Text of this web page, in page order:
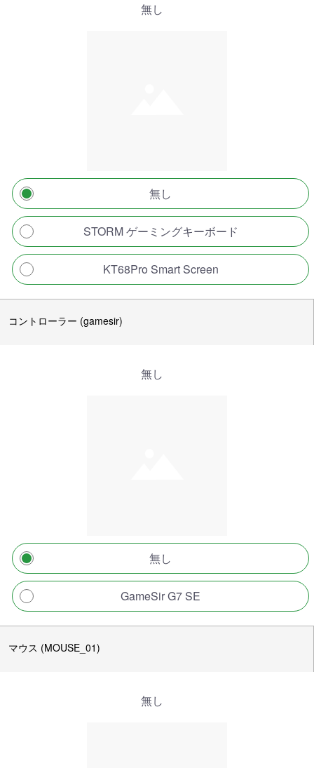
無し
無し
STORM ゲーミングキーボード
KT68Pro Smart Screen
コントローラー (gamesir)
無し
無し
GameSir G7 SE
マウス (MOUSE_01)
無し